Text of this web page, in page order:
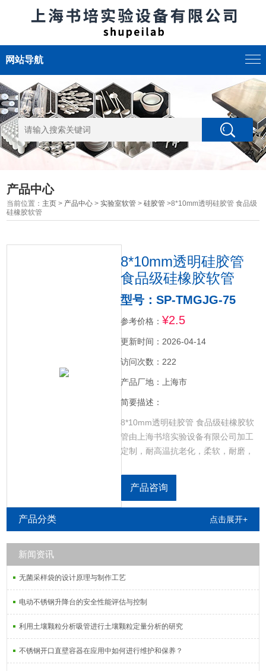
网站导航
产品中心
当前位置： 主页 > 产品中心 >实验室软管 >硅胶管 >8*10mm透明硅胶管 食品级
硅橡胶软管
8*10mm透明硅胶管
食品级硅橡胶软管
型号：SP-TMGJG-75
参考价格： ¥2.5
更新时间：2026-04-14
访问次数：222
产品厂地：上海市
简要描述：
8*10mm透明硅胶管 食品级硅橡胶软
管由上海书培实验设备有限公司加工
定制，耐高温抗老化，柔软，耐磨，
产品咨询
产品分类 点击展开+
新闻资讯
无菌采样袋的设计原理与制作工艺
电动不锈钢升降台的安全性能评估与控制
利用土壤颗粒分析吸管进行土壤颗粒定量分析的研究
不锈钢开口直壁容器在应用中如何进行维护和保养？